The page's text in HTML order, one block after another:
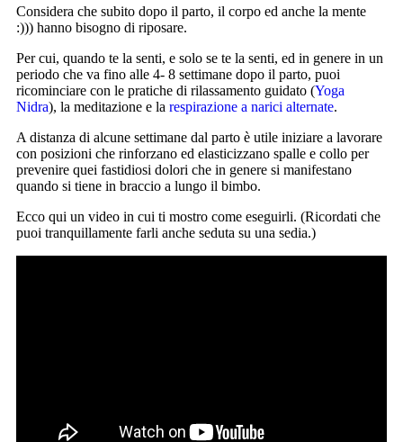
Considera che subito dopo il parto, il corpo ed anche la mente
:))) hanno bisogno di riposare.
Per cui, quando te la senti, e solo se te la senti, ed in genere in un
periodo che va fino alle 4- 8 settimane dopo il parto, puoi
ricominciare con le pratiche di rilassamento guidato (Yoga
Nidra), la meditazione e la respirazione a narici alternate.
A distanza di alcune settimane dal parto è utile iniziare a lavorare
con posizioni che rinforzano ed elasticizzano spalle e collo per
prevenire quei fastidiosi dolori che in genere si manifestano
quando si tiene in braccio a lungo il bimbo.
Ecco qui un video in cui ti mostro come eseguirli. (Ricordati che
puoi tranquillamente farli anche seduta su una sedia.)